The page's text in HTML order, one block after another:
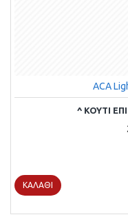
ACA
^ ΚΟΥΤΙ
ΚΑΛΆΘΙ